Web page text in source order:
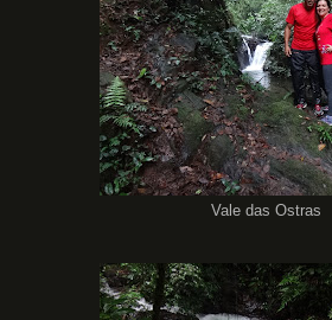
Vale das Ostras